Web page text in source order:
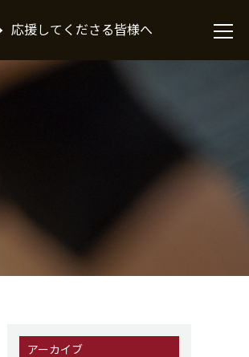
応援してくださる皆様へ
アーカイブ